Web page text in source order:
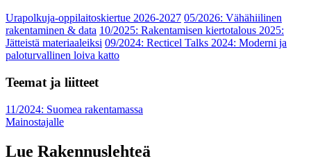
Urapolkuja-oppilaitoskiertue 2026-2027 05/2026: Vähähiilinen
rakentaminen & data 10/2025: Rakentamisen kiertotalous 2025:
Jätteistä materiaaleiksi 09/2024: Recticel Talks 2024: Moderni ja
paloturvallinen loiva katto
Teemat ja liitteet
11/2024: Suomea rakentamassa
Mainostajalle
Lue Rakennuslehteä